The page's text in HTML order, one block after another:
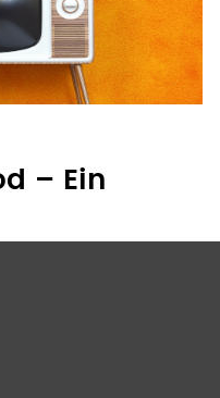
– Ein